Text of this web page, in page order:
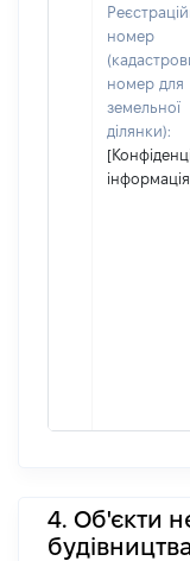
номер
номер для
земельної
ділянки):
4. Об'єкти
будівництва